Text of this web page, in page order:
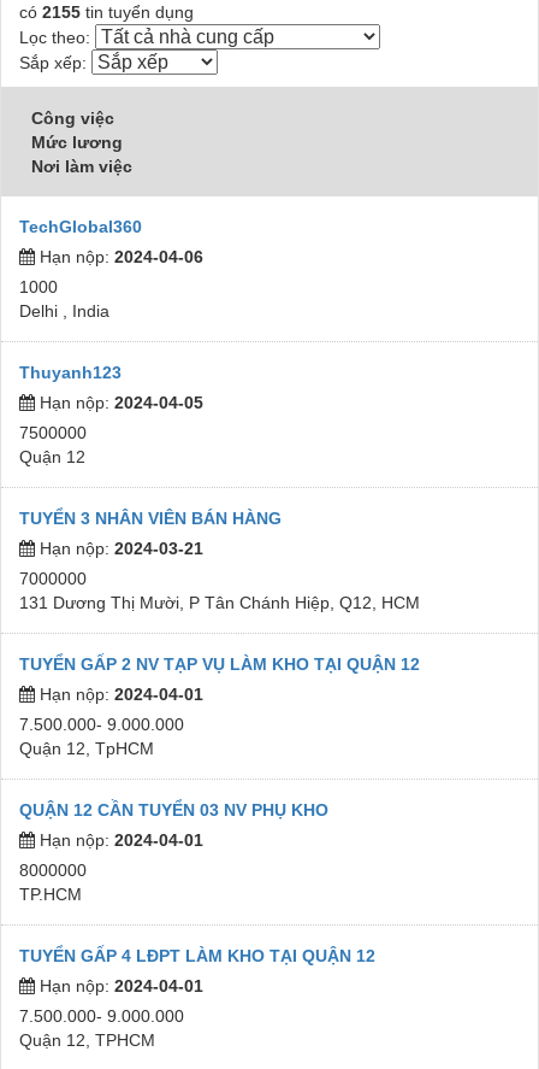
có 2155 tin tuyển dụng
Lọc theo:
Sắp xếp:
Công việc
Mức lương
Nơi làm việc
TechGlobal360
Hạn nộp: 2024-04-06
1000
Delhi , India
Thuyanh123
Hạn nộp: 2024-04-05
7500000
Quận 12
TUYỂN 3 NHÂN VIÊN BÁN HÀNG
Hạn nộp: 2024-03-21
7000000
131 Dương Thị Mười, P Tân Chánh Hiệp, Q12, HCM
TUYỂN GẤP 2 NV TẠP VỤ LÀM KHO TẠI QUẬN 12
Hạn nộp: 2024-04-01
7.500.000- 9.000.000
Quận 12, TpHCM
QUẬN 12 CẦN TUYỂN 03 NV PHỤ KHO
Hạn nộp: 2024-04-01
8000000
TP.HCM
TUYỂN GẤP 4 LĐPT LÀM KHO TẠI QUẬN 12
Hạn nộp: 2024-04-01
7.500.000- 9.000.000
Quận 12, TPHCM